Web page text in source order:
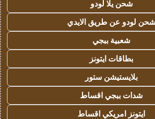
شحن يلا لودو
شحن لودو عن طريق الايدي
شعبية ببجي
بطاقات ايتونز
بلايستيشن ستور
شدات ببجي اقساط
ايتونز امريكي اقساط